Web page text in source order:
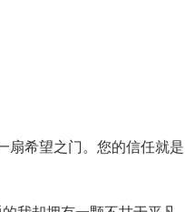
扇希望之门。您的信任就是